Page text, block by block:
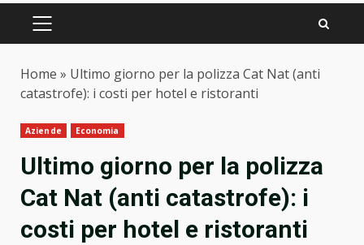
PRIMARY
Home » Ultimo giorno per la polizza Cat Nat (anti
catastrofe): i costi per hotel e ristoranti
Aziende Economia
Ultimo giorno per la polizza
Cat Nat (anti catastrofe): i
costi per hotel e ristoranti